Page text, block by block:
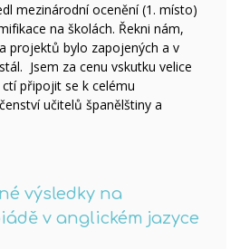
mezinárodní ocenění (1. místo)
na školách. Řekni nám,
projektů bylo zapojených a v
Jsem za cenu vskutku velice
připojit se k celému
učitelů španělštiny a
výsledky na
v anglickém jazyce